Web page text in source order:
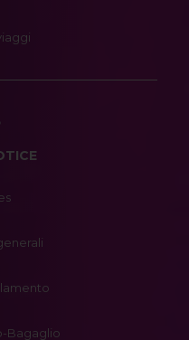
Bagaglio